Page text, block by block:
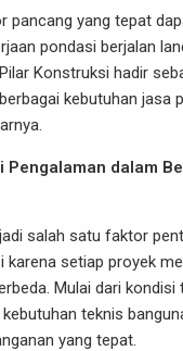
pancang yang tepat
pondasi berjalan
Konstruksi hadir
kebutuhan jasa
Pengalaman dalam
salah satu faktor
karena setiap proyek
Mulai dari kondisi
teknis
yang tepat.